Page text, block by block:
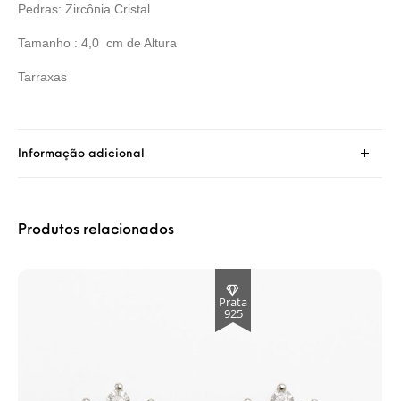
Pedras: Zircônia Cristal
Tamanho : 4,0 cm de Altura
Tarraxas
Informação adicional
Produtos relacionados
Prata
925